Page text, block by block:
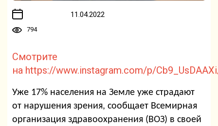
11.04.2022
794
Смотрите
на https://www.instagram.com/p/
Уже 17% населения на Земле уже страдают
от нарушения зрения, сообщает Всемирная
организация здравоохранения (ВОЗ) в своей